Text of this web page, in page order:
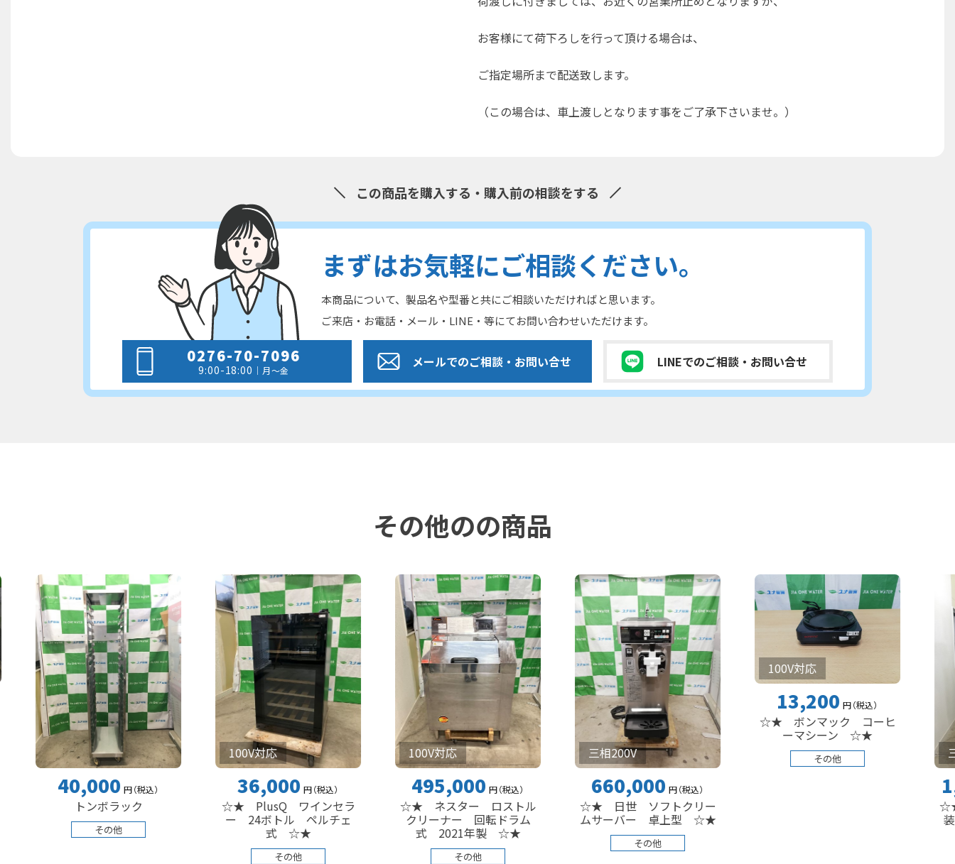
お客様にて荷下ろしを行って頂ける場合は、
ご指定場所まで配送致します。
（この場合は、車上渡しとなります事をご了承下さいませ。）
この商品を購入する・購入前の相談をする
まずはお気軽にご相談ください。
本商品について、製品名や型番と共にご相談いただければと思います。
ご来店・お電話・メール・LINE・等にてお問い合わせいただけます。
0276-70-7096
9:00-18:00 ｜月～金
メールでのご相談 ・お問い合せ LINEでのご相談 ・お問い合せ
その他のの商品
40,000 円（税込）
トンボラック
100V対応
36,000 円（税込）
☆★ PlusQ ワインセラ
ー 24ボトル ペルチェ
100V対応
495,000 円 （税込）
☆★ ネスター ロストル
クリーナー 回転ドラム
式 2021年製 ☆★
三相200V
660,000 円（税込）
☆★ 日世 ソフトクリー
ムサーバー 卓上型 ☆★
100V対応
13,200 円 （税込）
☆★ ボンマック コーヒ
ーマシーン ☆★
三相200V
☆★ 興産
装置 豆